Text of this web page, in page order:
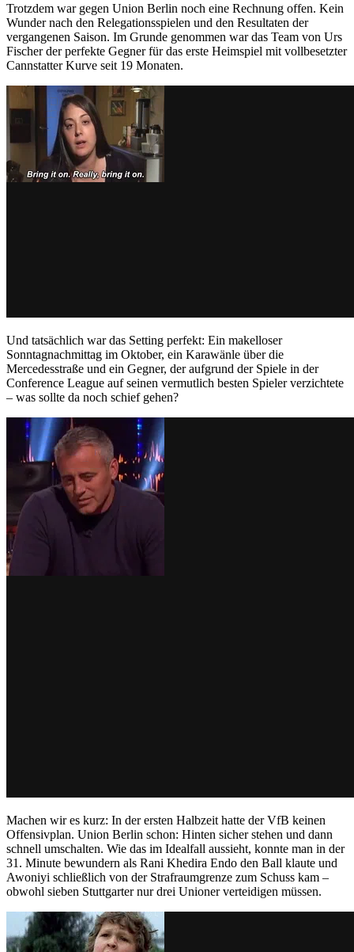
Trotzdem war gegen Union Berlin noch eine Rechnung offen. Kein
Wunder nach den Relegationsspielen und den Resultaten der
vergangenen Saison. Im Grunde genommen war das Team von Urs
Fischer der perfekte Gegner für das erste Heimspiel mit vollbesetzter
Cannstatter Kurve seit 19 Monaten.
Und tatsächlich war das Setting perfekt: Ein makelloser
Sonntagnachmittag im Oktober, ein Karawänle über die
Mercedesstraße und ein Gegner, der aufgrund der Spiele in der
Conference League auf seinen vermutlich besten Spieler verzichtete
– was sollte da noch schief gehen?
Machen wir es kurz: In der ersten Halbzeit hatte der VfB keinen
Offensivplan. Union Berlin schon: Hinten sicher stehen und dann
schnell umschalten. Wie das im Idealfall aussieht, konnte man in der
31. Minute bewundern als Rani Khedira Endo den Ball klaute und
Awoniyi schließlich von der Strafraumgrenze zum Schuss kam –
obwohl sieben Stuttgarter nur drei Unioner verteidigen müssen.